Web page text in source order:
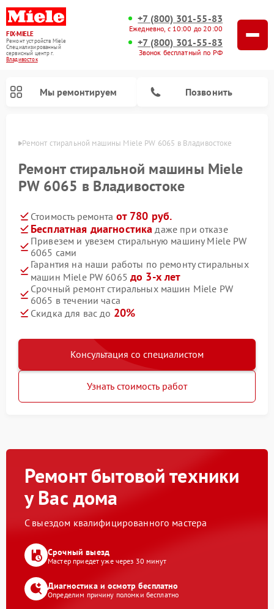
FIX-MIELE
Ремонт устройств Miele
Специализированный
cервисный центр г.
Владивосток
+7 (800) 301-55-83
Ежедневно, с 10:00 до 20:00
+7 (800) 301-55-83
Звонок бесплатный по РФ
Мы ремонтируем Позвонить
Ремонт стиральной машины Miele PW 6065 в Владивостоке
Ремонт стиральной машины Miele
PW 6065 в Владивостоке
Стоимость ремонта от 780 руб.
Бесплатная диагностика даже при отказе
Привезем и увезем стиральную машину Miele PW
6065 сами
Гарантия на наши работы по ремонту стиральных
машин Miele PW 6065 до 3-х лет
Срочный ремонт стиральных машин Miele PW
6065 в течении часа
Скидка для вас до 20%
Консультация со специалистом
Узнать стоимость работ
Ремонт бытовой техники
у Вас дома
С выездом квалифицированного мастера
Срочный выезд
Мастер приедет уже через 30 минут
Диагностика и осмотр бесплатно
Определим причину поломки бесплатно